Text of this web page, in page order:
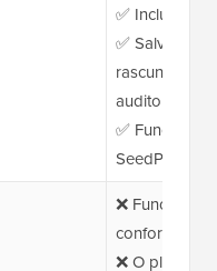
✅ Inclui 34
✅
rascunho,
auditoria
✅ Funciona
SeedProd,
❌ Funciona
confortável
❌ O plano